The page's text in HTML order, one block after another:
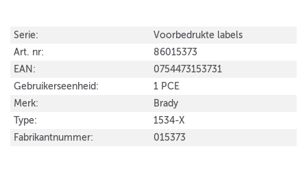
Serie:
Voorbedrukte labels
Art. nr:
86015373
EAN:
0754473153731
Gebruikerseenheid:
1 PCE
Merk:
Brady
Type:
1534-X
Fabrikantnummer:
015373